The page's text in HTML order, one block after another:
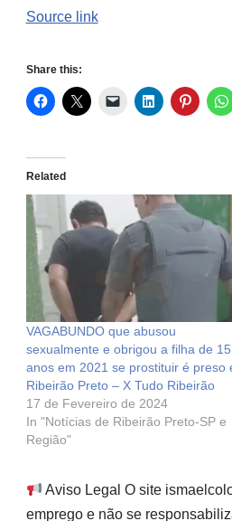
Source link
Share this:
Related
VAGABUNDO que abusou
sexualmente e obrigou a filha de 15
anos em 2021 se prostituir é preso
Ribeirão Preto – X Tudo Ribeirão
17 de Fevereiro de 2024
In "Notícias de Ribeirão Preto-SP e
Região"
Aviso Legal O site
emprego e não se